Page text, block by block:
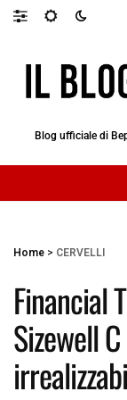
Blog ufficiale di
Home > CERVELLI
Financial
Sizewell